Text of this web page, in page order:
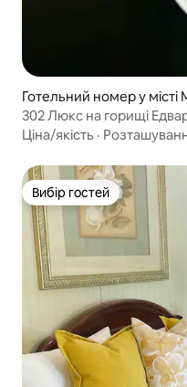
Готельний номер у
302 Люкс на горищі
Ціна/якість ·
Вибір гостей
Вибір гостей